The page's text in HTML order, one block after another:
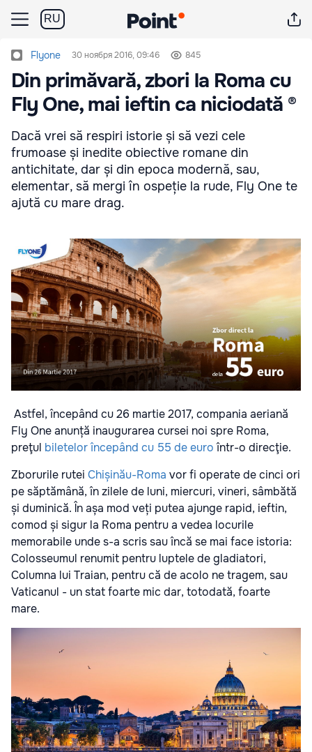
RU
Flyone 30 ноября 2016, 09:46 845
Din primăvară, zbori la Roma cu
Fly One, mai ieftin ca niciodată ®
Dacă vrei să respiri istorie și să vezi cele
frumoase și inedite obiective romane din
antichitate, dar și din epoca modernă, sau,
elementar, să mergi în ospeție la rude, Fly One te
ajută cu mare drag.
Astfel, începând cu 26 martie 2017, compania aeriană
Fly One anunță inaugurarea cursei noi spre Roma,
preţul biletelor începând cu 55 de euroîntr-o direcţie.
Zborurile rutei Chișinău-Roma vor fi operate de cinci ori
pe săptămână, în zilele de luni, miercuri, vineri, sâmbătă
și duminică. În așa mod veți putea ajunge rapid, ieftin,
comod și sigur la Roma pentru a vedea locurile
memorabile unde s-a scris sau încă se mai face istoria:
Colosseumul renumit pentru luptele de gladiatori,
Columna lui Traian, pentru că de acolo ne tragem, sau
Vaticanul - un stat foarte mic dar, totodată, foarte
mare.